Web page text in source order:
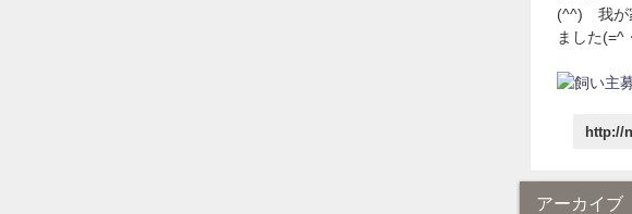
(^^) 我が
ました(=^
http://
アーカイブ